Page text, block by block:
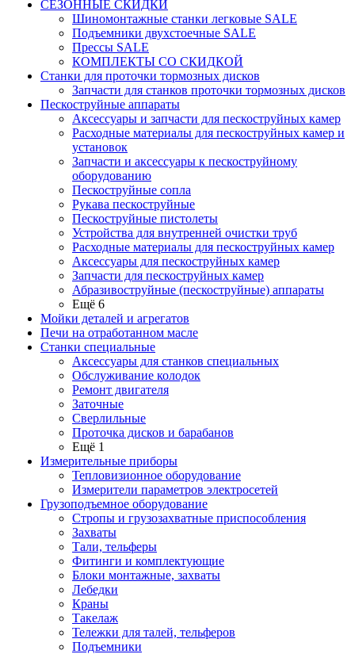
СЕЗОННЫЕ СКИДКИ
Шиномонтажные станки легковые SALE
Подъемники двухстоечные SALE
Прессы SALE
КОМПЛЕКТЫ СО СКИДКОЙ
Станки для проточки тормозных дисков
Запчасти для станков проточки тормозных дисков
Пескоструйные аппараты
Аксессуары и запчасти для пескоструйных камер
Расходные материалы для пескоструйных камер и
установок
Запчасти и аксессуары к пескоструйному
оборудованию
Пескоструйные сопла
Рукава пескоструйные
Пескоструйные пистолеты
Устройства для внутренней очистки труб
Расходные материалы для пескоструйных камер
Аксессуары для пескоструйных камер
Запчасти для пескоструйных камер
Абразивоструйные (пескоструйные) аппараты
Ещё 6
Мойки деталей и агрегатов
Печи на отработанном масле
Станки специальные
Аксессуары для станков специальных
Обслуживание колодок
Ремонт двигателя
Заточные
Сверлильные
Проточка дисков и барабанов
Ещё 1
Измерительные приборы
Тепловизионное оборудование
Измерители параметров электросетей
Грузоподъемное оборудование
Стропы и грузозахватные приспособления
Захваты
Тали, тельферы
Фитинги и комплектующие
Блоки монтажные, захваты
Лебедки
Краны
Такелаж
Тележки для талей, тельферов
Подъемники